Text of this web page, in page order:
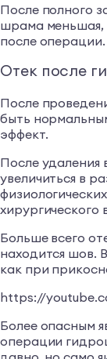
После полного
шрама меньшая,
после операции.
Отек после
После
быть
эффект.
После удаления
увеличиться в
хирургического
Больше всего
находится шов.
как при
https://
Более опасным
операции